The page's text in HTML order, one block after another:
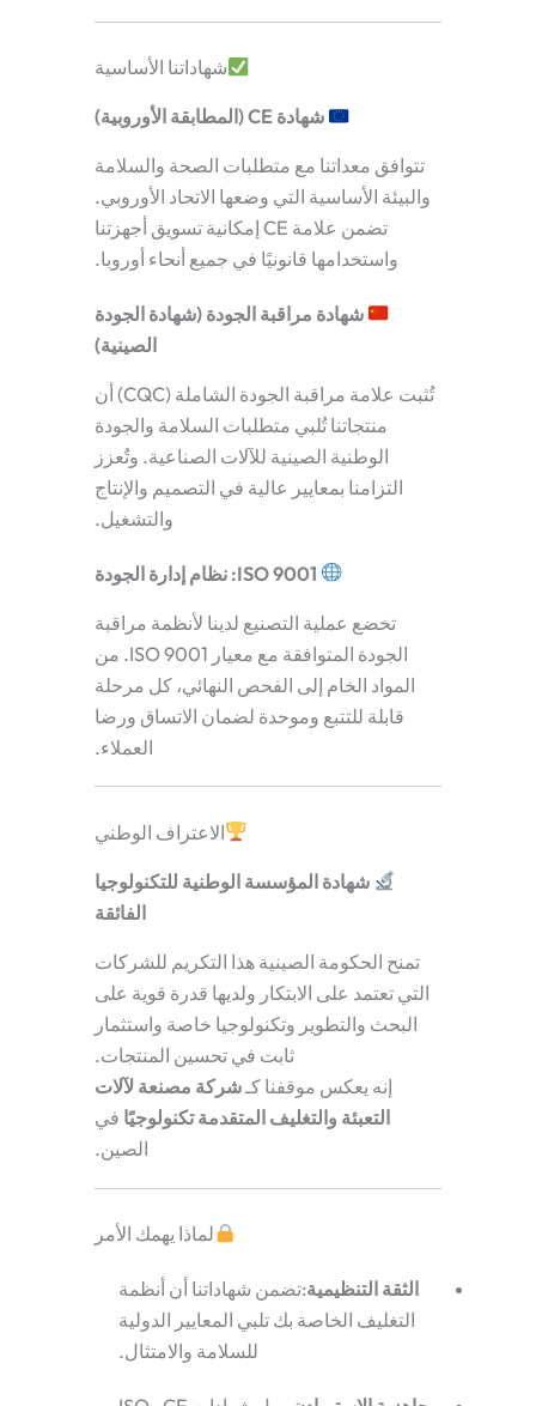
شهاداتنا الأساسية
شهادة CE (المطابقة الأوروبية)
تتوافق معداتنا مع متطلبات الصحة والسلامة
والبيئة الأساسية التي وضعها الاتحاد الأوروبي.
تضمن علامة CE إمكانية تسويق أجهزتنا
واستخدامها قانونيًا في جميع أنحاء أوروبا.
شهادة مراقبة الجودة (شهادة الجودة
الصينية)
تُثبت علامة مراقبة الجودة الشاملة (CQC) أن
منتجاتنا تُلبي متطلبات السلامة والجودة
الوطنية الصينية للآلات الصناعية. وتُعزز
التزامنا بمعايير عالية في التصميم والإنتاج
والتشغيل.
ISO 9001: نظام إدارة الجودة
تخضع عملية التصنيع لدينا لأنظمة مراقبة
الجودة المتوافقة مع معيار ISO 9001. من
المواد الخام إلى الفحص النهائي، كل مرحلة
قابلة للتتبع وموحدة لضمان الاتساق ورضا
العملاء.
الاعتراف الوطني
شهادة المؤسسة الوطنية للتكنولوجيا
الفائقة
تمنح الحكومة الصينية هذا التكريم للشركات
التي تعتمد على الابتكار ولديها قدرة قوية على
البحث والتطوير وتكنولوجيا خاصة واستثمار
ثابت في تحسين المنتجات.
إنه يعكس موقفنا كـشركة مصنعة لآلات
التعبئة والتغليف المتقدمة تكنولوجيًا في
الصين.
لماذا يهمك الأمر
الثقة التنظيمية:تضمن شهاداتنا أن أنظمة
التغليف الخاصة بك تلبي المعايير الدولية
للسلامة والامتثال.